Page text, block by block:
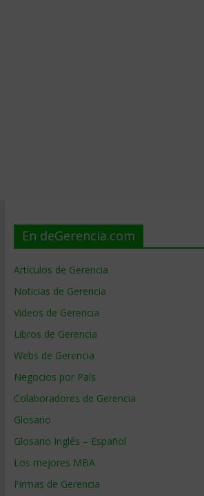
En deGerencia.com
Artículos de Gerencia
Noticias de Gerencia
Videos de Gerencia
Libros de Gerencia
Webs de Gerencia
Negocios por País
Colaboradores de Gerencia
Glosario
Glosario Inglés – Español
Los mejores MBA
Firmas de Gerencia